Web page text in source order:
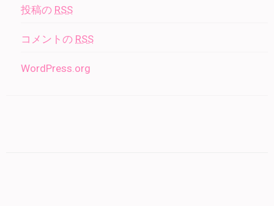
投稿の RSS
コメントの RSS
WordPress.org